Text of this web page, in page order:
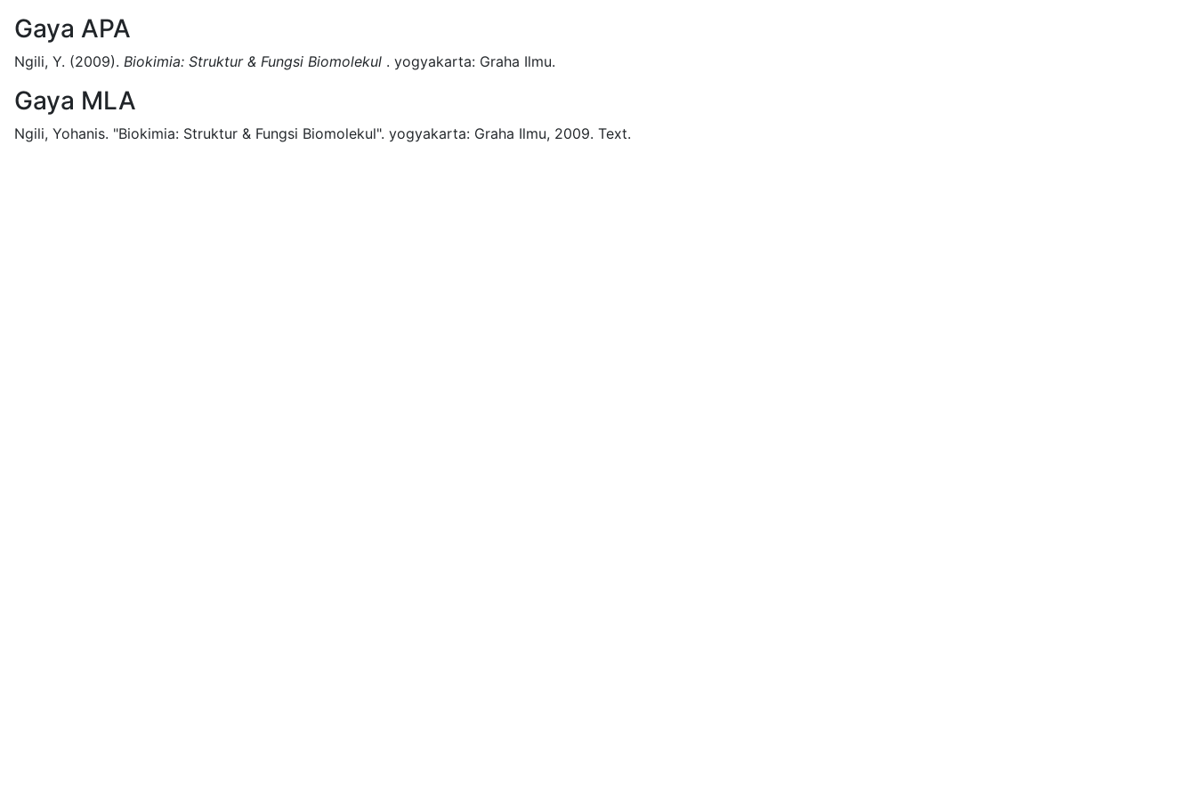
Gaya APA
Ngili, Y. (2009). Biokimia: Struktur & Fungsi Biomolekul . yogyakarta: Graha Ilmu.
Gaya MLA
Ngili, Yohanis. "Biokimia: Struktur & Fungsi Biomolekul". yogyakarta: Graha Ilmu, 2009. Text.